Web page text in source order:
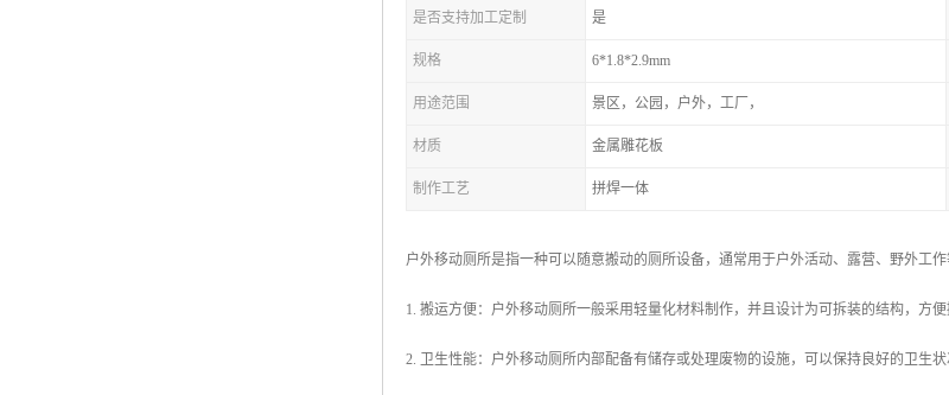
是否支持加工定制 是
规格 6*1.8*2.9mm
用途范围 景区，公园，户外，工厂，
材质 金属雕花板
制作工艺 拼焊一体
户外移动厕所是指一种可以随意搬动的厕所设备，通常用于户外活动、露营、野外工
1. 搬运方便：户外移动厕所一般采用轻量化材料制作，并且设计为可拆装的结构，方
2. 卫生性能：户外移动厕所内部配备有储存或处理废物的设施，可以保持良好的卫生